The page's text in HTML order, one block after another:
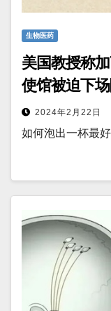
生物医药
美国教授称
使馆被迫下
2024年2月22日
如何泡出一杯最好